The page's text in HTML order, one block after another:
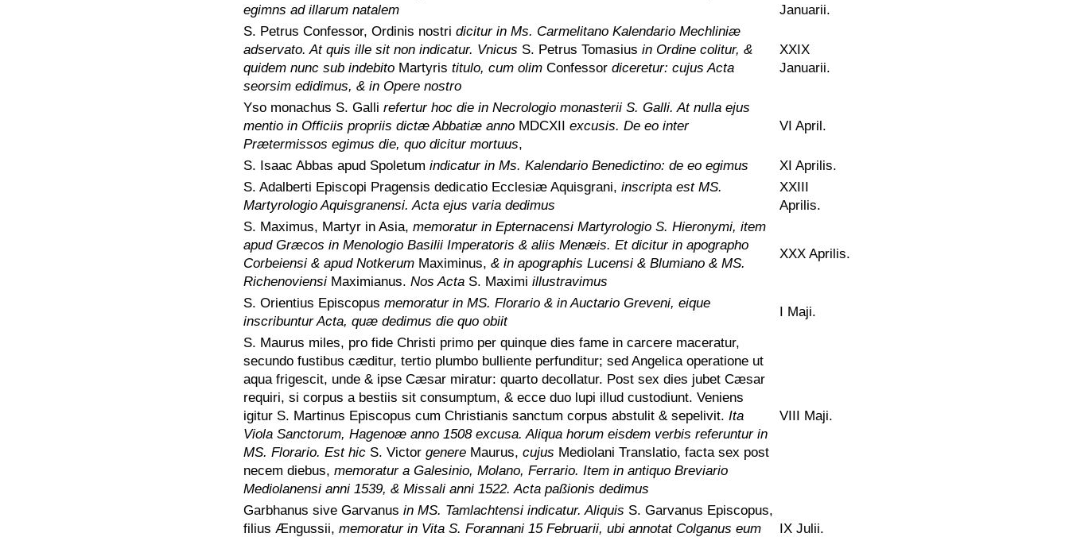
egimns ad illarum natalem
Januarii.
S. Petrus Confessor, Ordinis nostri dicitur in Ms. Carmelitano Kalendario Mechliniæ
adservato. At quis ille sit non indicatur. Vnicus S. Petrus Tomasius in Ordine colitur, &
quidem nunc sub indebito Martyris titulo, cum olim Confessor diceretur: cujus Acta
seorsim edidimus, & in Opere nostro
XXIX
Januarii.
Yso monachus S. Galli refertur hoc die in Necrologio monasterii S. Galli. At nulla ejus
mentio in Officiis propriis dictæ Abbatiæ anno MDCXII excusis. De eo inter
Prætermissos egimus die, quo dicitur mortuus,
VI April.
S. Isaac Abbas apud Spoletum indicatur in Ms. Kalendario Benedictino: de eo egimus
XI Aprilis.
S. Adalberti Episcopi Pragensis dedicatio Ecclesiæ Aquisgrani, inscripta est MS.
Martyrologio Aquisgranensi. Acta ejus varia dedimus
XXIII
Aprilis.
S. Maximus, Martyr in Asia, memoratur in Epternacensi Martyrologio S. Hieronymi, item
apud Græcos in Menologio Basilii Imperatoris & aliis Menæis. Et dicitur in apographo
Corbeiensi & apud Notkerum Maximinus, & in apographis Lucensi & Blumiano & MS.
Richenoviensi Maximianus. Nos Acta S. Maximi illustravimus
XXX Aprilis.
S. Orientius Episcopus memoratur in MS. Florario & in Auctario Greveni, eique
inscribuntur Acta, quæ dedimus die quo obiit
I Maji.
S. Maurus miles, pro fide Christi primo per quinque dies fame in carcere maceratur,
secundo fustibus cæditur, tertio plumbo bulliente perfunditur; sed Angelica operatione ut
aqua frigescit, unde & ipse Cæsar miratur: quarto decollatur. Post sex dies jubet Cæsar
requiri, si corpus a bestiis sit consumptum, & ecce duo lupi illud custodiunt. Veniens
igitur S. Martinus Episcopus cum Christianis sanctum corpus abstulit & sepelivit. Ita
Viola Sanctorum, Hagenoæ anno 1508 excusa. Aliqua horum eisdem verbis referuntur in
MS. Florario. Est hic S. Victor genere Maurus, cujus Mediolani Translatio, facta sex post
necem diebus, memoratur a Galesinio, Molano, Ferrario. Item in antiquo Breviario
Mediolanensi anni 1539, & Missali anni 1522. Acta paßionis dedimus
VIII Maji.
Garbhanus sive Garvanus in MS. Tamlachtensi indicatur. Aliquis S. Garvanus Episcopus,
filius Ængussii, memoratur in Vita S. Forannani 15 Februarii, ubi annotat Colganus eum
IX Julii.